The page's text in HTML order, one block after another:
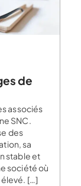
de
associés
SNC.
des
sa
stable et
société où
[…]